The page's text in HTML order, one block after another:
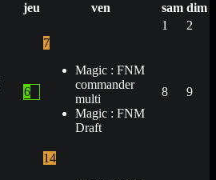
jeu ven sam dim
1
2
6
7
Magic : FNM
commander
multi
Magic : FNM
Draft
8 9
14